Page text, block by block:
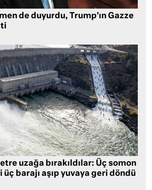
de duyurdu, Trump’ın Gazze
uzağa bırakıldılar: Üç somon
üç barajı aşıp yuvaya geri döndü